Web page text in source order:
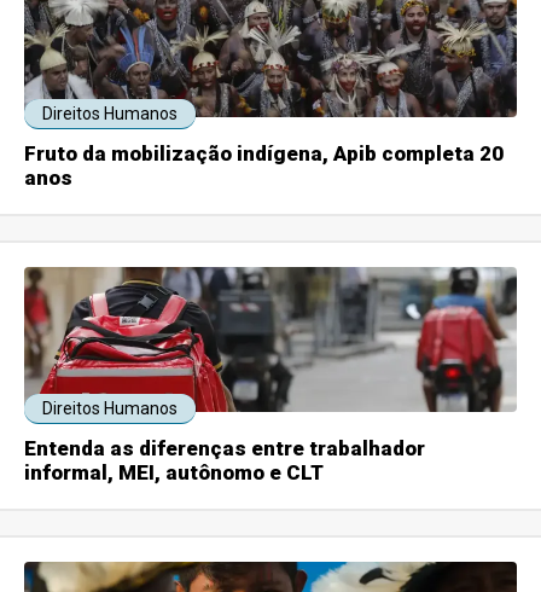
Direitos Humanos
Fruto da mobilização indígena, Apib completa 20
anos
Direitos Humanos
Entenda as diferenças entre trabalhador
informal, MEI, autônomo e CLT